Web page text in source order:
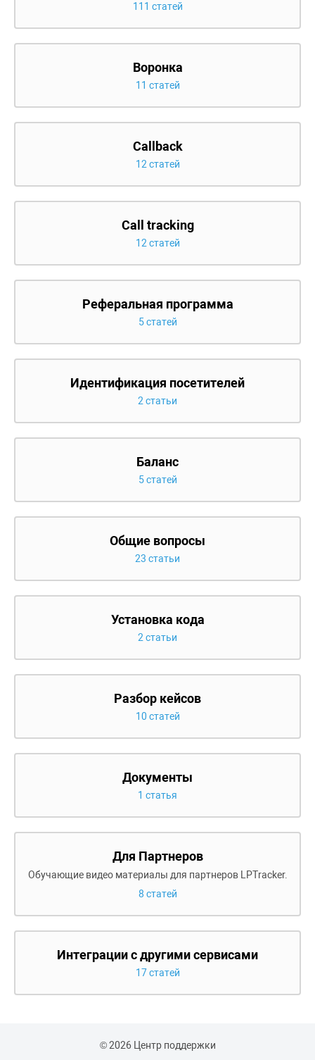
111 статей
Воронка
11 статей
Callback
12 статей
Call tracking
12 статей
Реферальная программа
5 статей
Идентификация посетителей
2 статьи
Баланс
5 статей
Общие вопросы
23 статьи
Установка кода
2 статьи
Разбор кейсов
10 статей
Документы
1 статья
Для Партнеров
Обучающие видео материалы для партнеров LPTracker.
8 статей
Интеграции с другими сервисами
17 статей
© 2026 Центр поддержки